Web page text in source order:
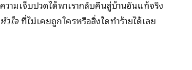
ความเจ็บปวดได้พาเรากลับคืนสู่บ้านอันแท้จริง
หัวใจที่ไม่เคยถูกใครหรือสิ่งใดทำร้ายได้เลย